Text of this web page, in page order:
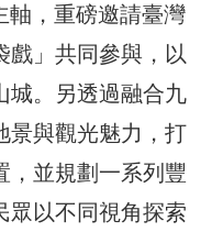
軸，重磅邀請臺灣
戲」共同參與，以
城。另透過融合九
景與觀光魅力，打
，並規劃一系列豐
眾以不同視角探索